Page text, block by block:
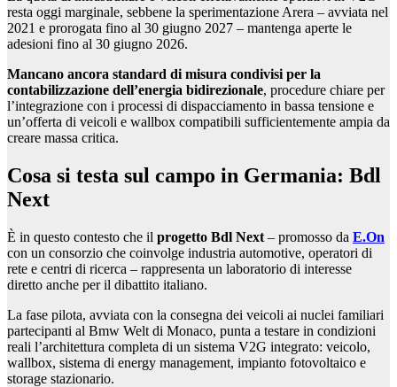
resta oggi marginale, sebbene la sperimentazione Arera – avviata nel
2021 e prorogata fino al 30 giugno 2027 – mantenga aperte le
adesioni fino al 30 giugno 2026.
Mancano ancora standard di misura condivisi per la
contabilizzazione dell’energia bidirezionale, procedure chiare per
l’integrazione con i processi di dispacciamento in bassa tensione e
un’offerta di veicoli e wallbox compatibili sufficientemente ampia da
creare massa critica.
Cosa si testa sul campo in Germania: Bdl
Next
È in questo contesto che il progetto Bdl Next – promosso da E.On
con un consorzio che coinvolge industria automotive, operatori di
rete e centri di ricerca – rappresenta un laboratorio di interesse
diretto anche per il dibattito italiano.
La fase pilota, avviata con la consegna dei veicoli ai nuclei familiari
partecipanti al Bmw Welt di Monaco, punta a testare in condizioni
reali l’architettura completa di un sistema V2G integrato: veicolo,
wallbox, sistema di energy management, impianto fotovoltaico e
storage stazionario.